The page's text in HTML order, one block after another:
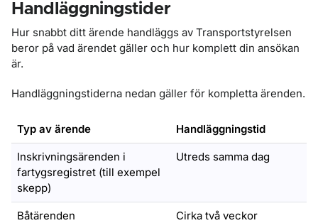
Handläggningstider
Hur snabbt ditt ärende handläggs av Transportstyrelsen
beror på vad ärendet gäller och hur komplett din ansökan
är.
Handläggningstiderna nedan gäller för kompletta ärenden.
Typ av ärende Handläggningstid
Inskrivningsärenden i
fartygsregistret (till exempel
skepp)
Utreds samma dag
Båtärenden Cirka två veckor